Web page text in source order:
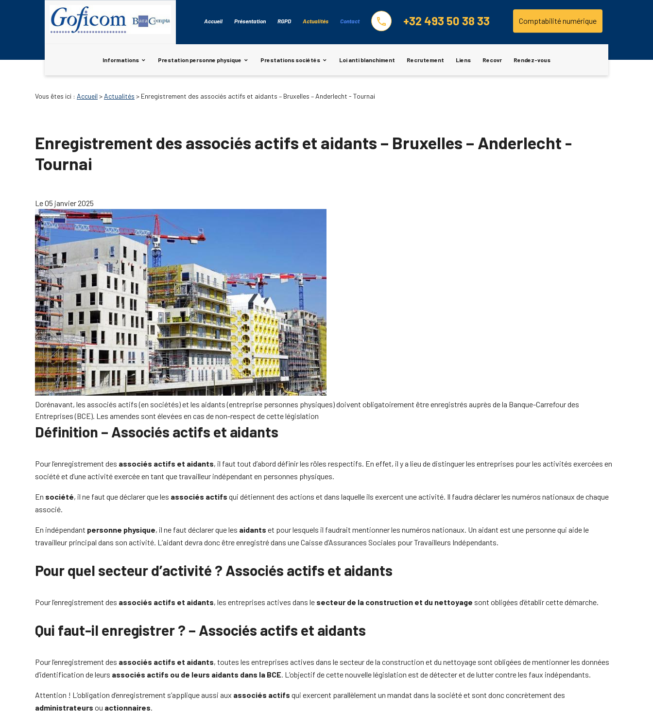
Accueil Présentation RGPD Actualités Contact phone +32 493 50 38 33 Comptabilité numérique
Informations Prestation personne physique Prestations sociétés Loi anti blanchiment Recrutement Liens Recovr Rendez-vous
Vous êtes ici : Accueil > Actualités > Enregistrement des associés actifs et aidants – Bruxelles – Anderlecht - Tournai
Enregistrement des associés actifs et aidants – Bruxelles – Anderlecht -
Tournai
Le 05 janvier 2025
Dorénavant, les associés actifs (en sociétés) et les aidants (entreprise personnes physiques) doivent obligatoirement être enregistrés auprès de la Banque-Carrefour des
Entreprises (BCE). Les amendes sont élevées en cas de non-respect de cette législation
Définition – Associés actifs et aidants
Pour l’enregistrement des associés actifs et aidants, il faut tout d’abord définir les rôles respectifs. En effet, il y a lieu de distinguer les entreprises pour les activités exercées en
société et d’une activité exercée en tant que travailleur indépendant en personnes physiques.
En société, il ne faut que déclarer que les associés actifs qui détiennent des actions et dans laquelle ils exercent une activité. Il faudra déclarer les numéros nationaux de chaque
associé.
En indépendant personne physique, il ne faut déclarer que les aidants et pour lesquels il faudrait mentionner les numéros nationaux. Un aidant est une personne qui aide le
travailleur principal dans son activité. L’aidant devra donc être enregistré dans une Caisse d’Assurances Sociales pour Travailleurs Indépendants.
Pour quel secteur d’activité ? Associés actifs et aidants
Pour l’enregistrement des associés actifs et aidants, les entreprises actives dans le secteur de la construction et du nettoyage sont obligées d’établir cette démarche.
Qui faut-il enregistrer ? – Associés actifs et aidants
Pour l’enregistrement des associés actifs et aidants, toutes les entreprises actives dans le secteur de la construction et du nettoyage sont obligées de mentionner les données
d’identification de leurs associés actifs ou de leurs aidants dans la BCE. L’objectif de cette nouvelle législation est de détecter et de lutter contre les faux indépendants.
Attention ! L’obligation d’enregistrement s’applique aussi aux associés actifs qui exercent parallèlement un mandat dans la société et sont donc concrètement des
administrateurs ou actionnaires.
Panneau de gestion des cookies